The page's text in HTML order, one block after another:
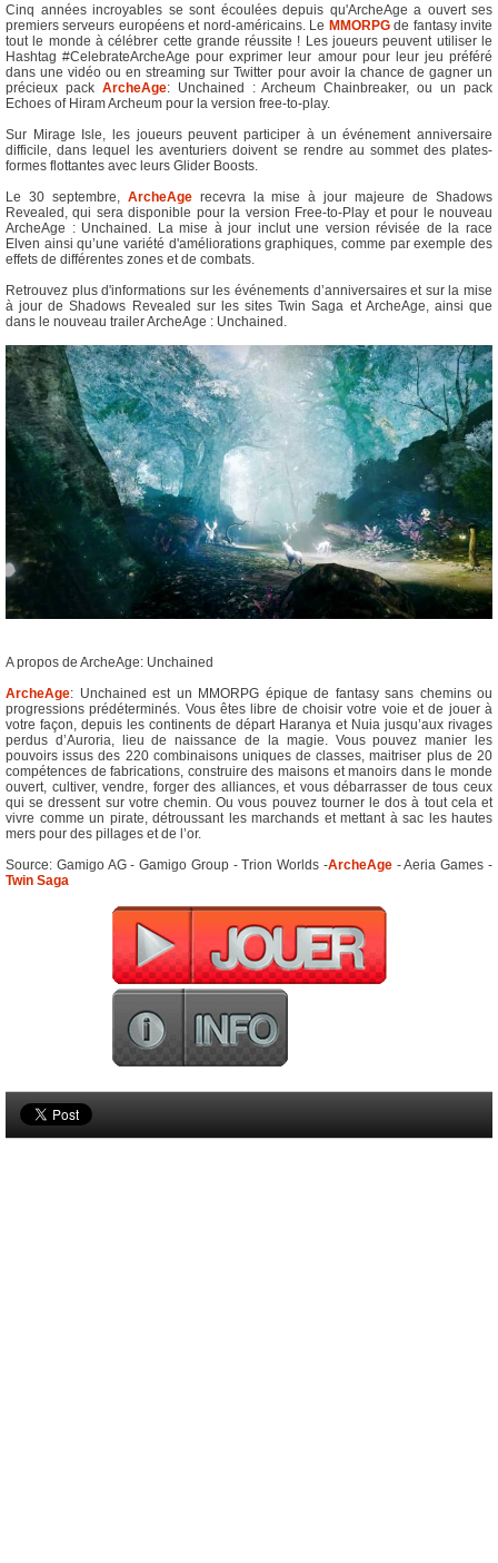
Cinq années incroyables se sont écoulées depuis qu'ArcheAge a ouvert ses
premiers serveurs européens et nord-américains. Le MMORPGde fantasy invite
tout le monde à célébrer cette grande réussite ! Les joueurs peuvent utiliser le
Hashtag #CelebrateArcheAge pour exprimer leur amour pour leur jeu préféré
dans une vidéo ou en streaming sur Twitter pour avoir la chance de gagner un
précieux pack ArcheAge: Unchained : Archeum Chainbreaker, ou un pack
Echoes of Hiram Archeum pour la version free-to-play.
Sur Mirage Isle, les joueurs peuvent participer à un événement anniversaire
difficile, dans lequel les aventuriers doivent se rendre au sommet des plates-
formes flottantes avec leurs Glider Boosts.
Le 30 septembre, ArcheAgerecevra la mise à jour majeure de Shadows
Revealed, qui sera disponible pour la version Free-to-Play et pour le nouveau
ArcheAge : Unchained. La mise à jour inclut une version révisée de la race
Elven ainsi qu’une variété d'améliorations graphiques, comme par exemple des
effets de différentes zones et de combats.
Retrouvez plus d'informations sur les événements d’anniversaires et sur la mise
à jour de Shadows Revealed sur les sites Twin Saga et ArcheAge, ainsi que
dans le nouveau trailer ArcheAge : Unchained.
A propos de ArcheAge: Unchained
ArcheAge: Unchained est un MMORPG épique de fantasy sans chemins ou
progressions prédéterminés. Vous êtes libre de choisir votre voie et de jouer à
votre façon, depuis les continents de départ Haranya et Nuia jusqu’aux rivages
perdus d’Auroria, lieu de naissance de la magie. Vous pouvez manier les
pouvoirs issus des 220 combinaisons uniques de classes, maitriser plus de 20
compétences de fabrications, construire des maisons et manoirs dans le monde
ouvert, cultiver, vendre, forger des alliances, et vous débarrasser de tous ceux
qui se dressent sur votre chemin. Ou vous pouvez tourner le dos à tout cela et
vivre comme un pirate, détroussant les marchands et mettant à sac les hautes
mers pour des pillages et de l’or.
Source: Gamigo AG - Gamigo Group - Trion Worlds -ArcheAge- Aeria Games -
Twin Saga